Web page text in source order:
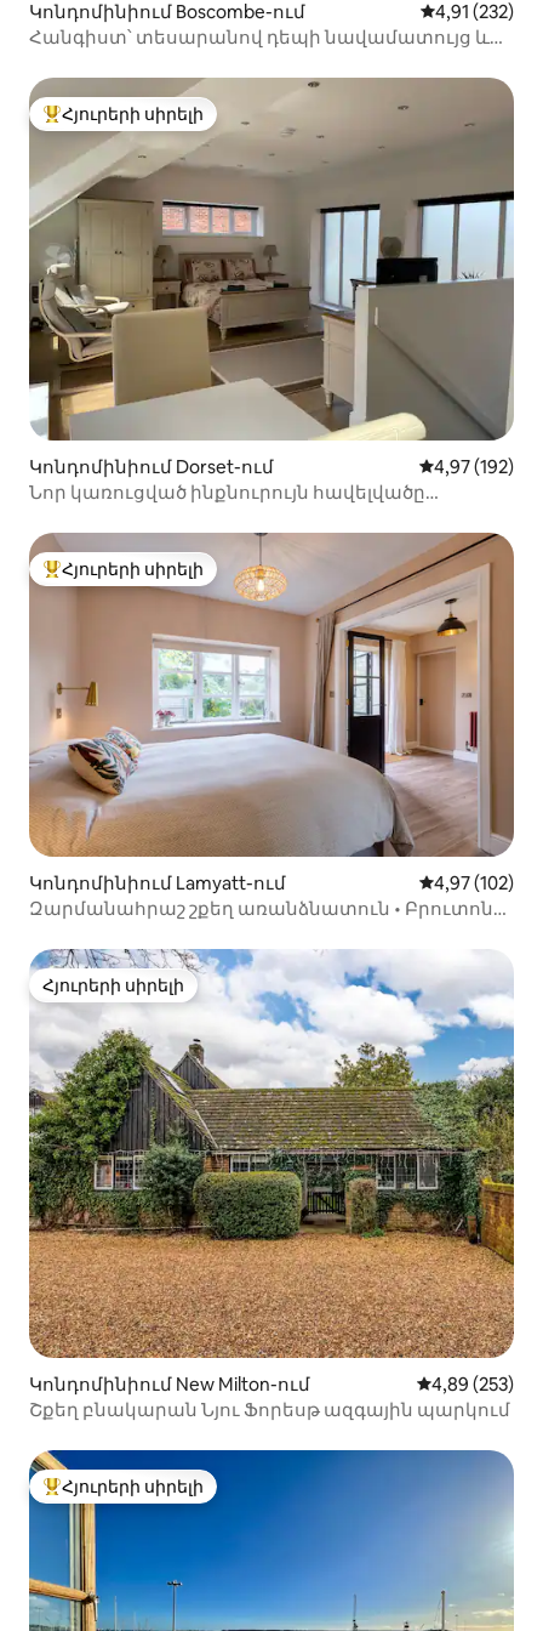
Կոնդոմինիում Boscombe-ում Միջին
4,91 (232)
Հանգիստ՝ տեսարանով դեպի նավամատույց և
Հյուրերի սիրելի լավագույն տները
Հյուրերի սիրելի
Կոնդոմինիում Dorset-ում Միջին
4,97 (192)
Նոր կառուցված ինքնուրույն հավելվածը
Հյուրերի սիրելի լավագույն տները
Հյուրերի սիրելի
Կոնդոմինիում Lamyatt-ում Միջին
4,97 (102)
Զարմանահրաշ շքեղ առանձնատուն • Բրուտոնի
Հյուրերի սիրելի
Հյուրերի սիրելի
Կոնդոմինիում New Milton-ում Միջին
4,89 (253)
Շքեղ բնակարան Նյու Ֆորեսթ ազգային պարկում
Հյուրերի սիրելի լավագույն տները
Հյուրերի սիրելի